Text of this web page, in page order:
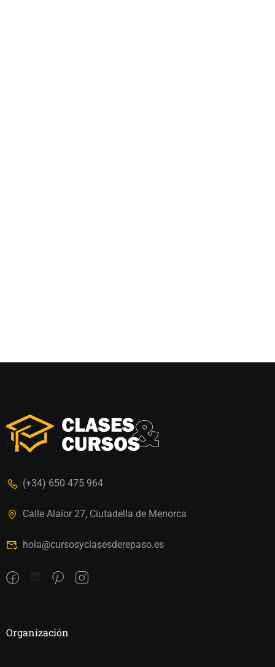
(+34) 650 475 964
Calle Alaior 27, Ciutadella de Menorca
hola@cursosyclasesderepaso.es
Organización